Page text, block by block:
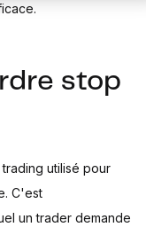
d'actions
loss ?
stop
utilisé pour
C'est
un trader demande